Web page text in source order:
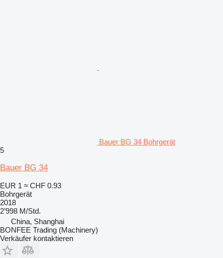
Bauer BG 34 Bohrgerät
5
Bauer BG 34
EUR 1 ≈ CHF 0.93
Bohrgerät
2018
2’998 M/Std.
China, Shanghai
BONFEE Trading (Machinery)
Verkäufer kontaktieren